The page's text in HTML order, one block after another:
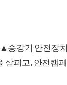
승강기 안전장치
피고, 안전캠페